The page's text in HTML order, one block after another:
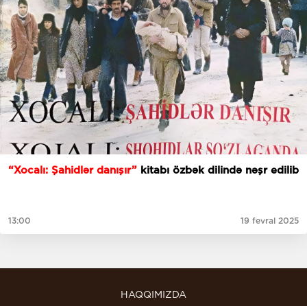
“Xocalı: Şahidlər danışır” kitabı özbək dilində nəşr edilib
13:00 19 fevral 2025
HAQQIMIZDA